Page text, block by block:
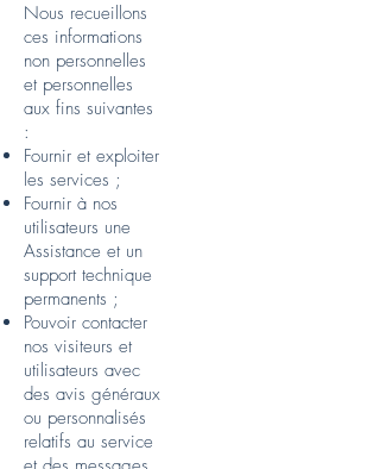
Nous recueillons
ces informations
non personnelles
et personnelles
aux fins suivantes
:
Fournir et exploiter
les services ;
Fournir à nos
utilisateurs une
Assistance et un
support technique
permanents ;
Pouvoir contacter
nos visiteurs et
utilisateurs avec
des avis généraux
ou personnalisés
relatifs au service